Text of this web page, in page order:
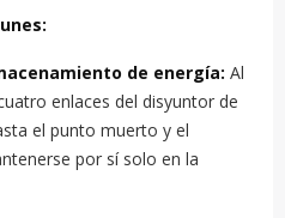
de energía: Al
enlaces del disyuntor de
el punto muerto y el
por sí solo en la